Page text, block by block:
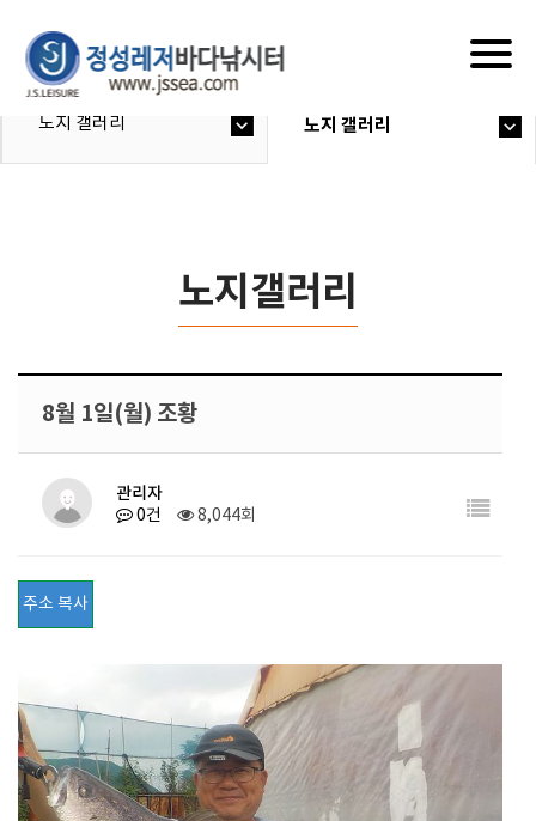
노지 갤러리 노지 갤러리
노지갤러리
8월 1일(월) 조황
관리자
0건 8,044회
주소 복사